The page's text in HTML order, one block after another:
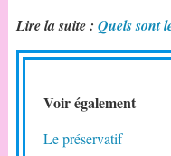
Lire la suite : Quels sont
Voir également
Le préservatif